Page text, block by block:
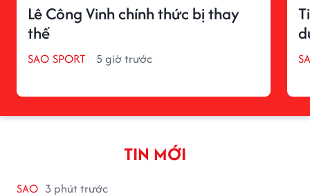
Lê Công Vinh chính thức bị thay
thế
SAO SPORT 5 giờ trước
TIN MỚI
SAO 3 phút trước